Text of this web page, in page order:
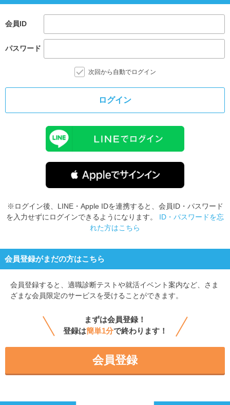
会員ID
パスワード
次回から自動でログイン
ログイン
※ログイン後、LINE・Apple IDを連携すると、会員ID・パスワード
を入力せずにログインできるようになります。 ID・パスワードを忘
れた方はこちら
会員登録がまだの方はこちら
会員登録すると、 適職診断テストや就活イベント案内など、さま
ざまな会員限定のサービスを受けることができます。
まずは会員登録！
登録は簡単1分で終わります！
会員登録